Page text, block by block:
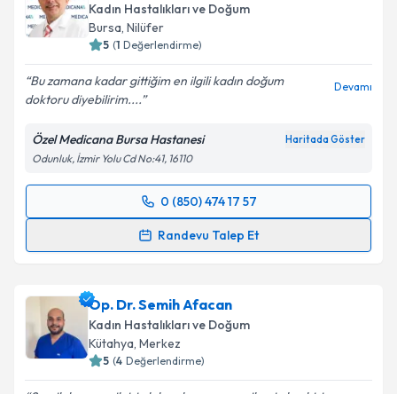
Kadın Hastalıkları ve Doğum
Bursa, Nilüfer
5 (1 Değerlendirme)
Bu zamana kadar gittiğim en ilgili kadın doğum
doktoru diyebilirim....
Devamı
Özel Medicana Bursa Hastanesi Haritada Göster
Odunluk, İzmir Yolu Cd No:41, 16110
0 (850) 474 17 57
Randevu Talep Et
Randevu Takvimi Talebi
takvim hazırlandığında e-posta ile bilgilendireceğiz.
E-posta Adresiniz
Op. Dr. Semih Afacan
Kadın Hastalıkları ve Doğum
Kütahya, Merkez
5 (4 Değerlendirme)